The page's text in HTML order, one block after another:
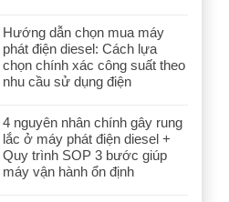
Hướng dẫn chọn mua máy
phát điện diesel: Cách lựa
chọn chính xác công suất theo
nhu cầu sử dụng điện
4 nguyên nhân chính gây rung
lắc ở máy phát điện diesel +
Quy trình SOP 3 bước giúp
máy vận hành ổn định